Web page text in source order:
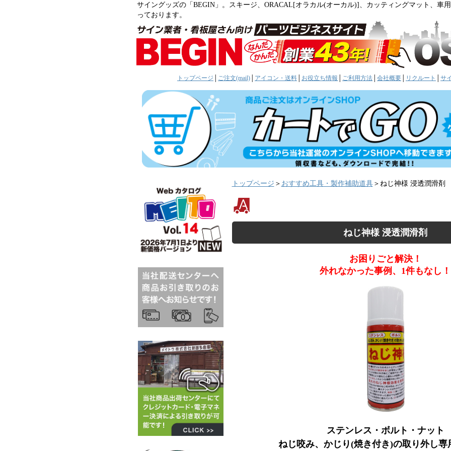
サイングッズの「BEGIN」。スキージ、ORACAL[オラカル(オーカル)]、カッティングマット、車
っております。
トップページ ご注文(mail) アイコン・送料 お役立ち情報 ご利用方法 会社概要 リクルート サ
トップページ ＞ おすすめ工具・製作補助道具＞ねじ神様 浸透潤滑剤
ねじ神様 浸透潤滑剤
お困りごと解決！
外れなかった事例、1件もなし！
ステンレス・ボルト・ナット
ねじ咬み、かじり(焼き付き)の取り外し専